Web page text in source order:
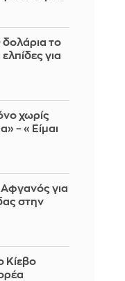
το
για
χωρίς
– «Είμαι
για
στην
Κίεβο